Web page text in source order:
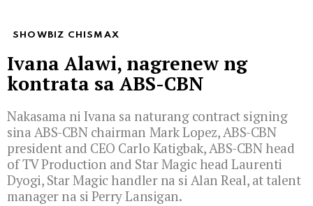
SHOWBIZ CHISMAX
Ivana Alawi, nagrenew ng
kontrata sa ABS-CBN
Nakasama ni Ivana sa naturang contract signing
sina ABS-CBN chairman Mark Lopez, ABS-CBN
president and CEO Carlo Katigbak, ABS-CBN head
of TV Production and Star Magic head Laurenti
Dyogi, Star Magic handler na si Alan Real, at talent
manager na si Perry Lansigan.